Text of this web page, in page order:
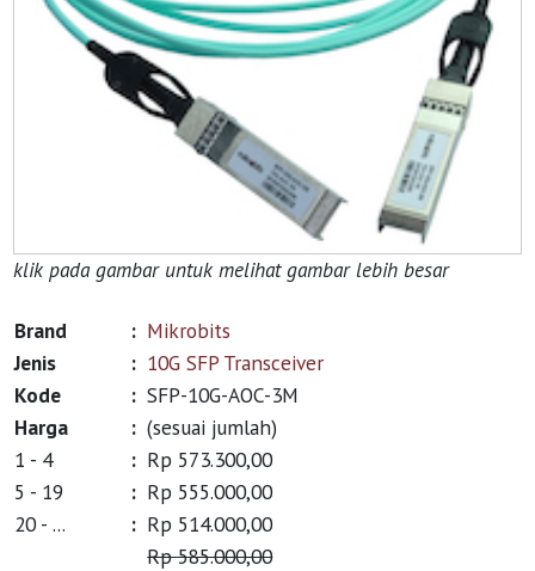
klik pada gambar untuk melihat gambar lebih besar
Brand : Mikrobits
Jenis
: 10G SFP Transceiver
Kode
: SFP-10G-AOC-3M
Harga
: (sesuai jumlah)
1 - 4
: Rp 573.300,00
5 - 19
: Rp 555.000,00
20 - ...
: Rp 514.000,00
Rp 585.000,00